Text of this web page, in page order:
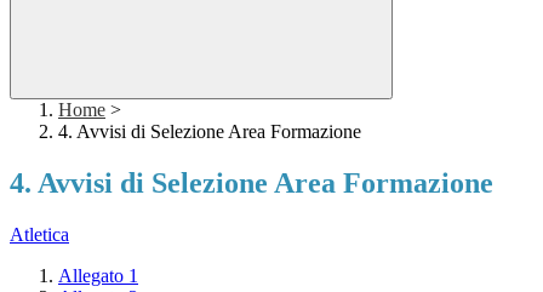
Home >
4. Avvisi di Selezione Area Formazione
4. Avvisi di Selezione Area Formazione
Atletica
Allegato 1